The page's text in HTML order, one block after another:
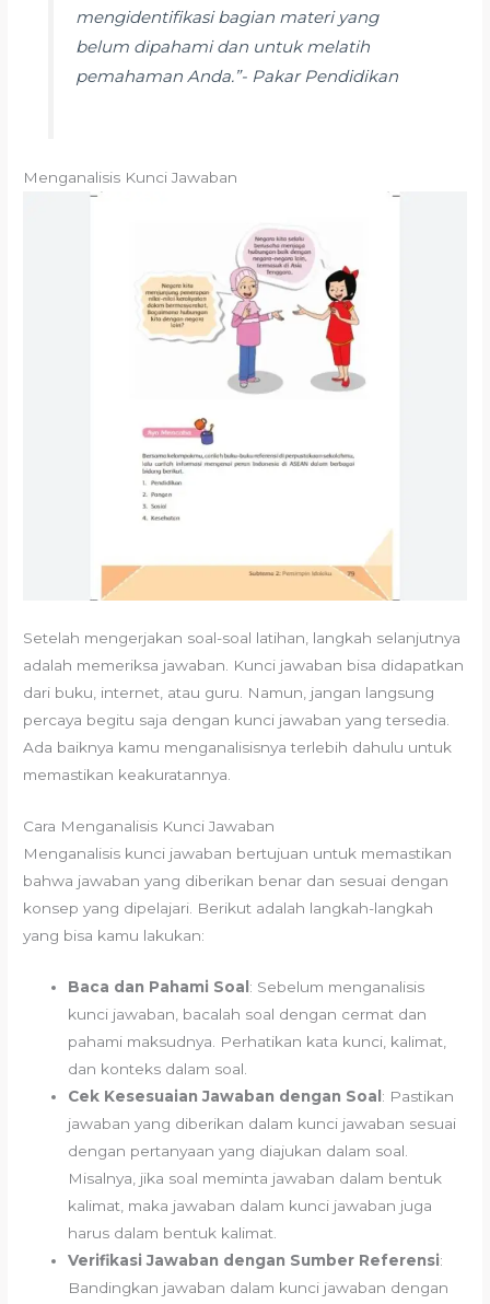
mengidentifikasi bagian materi yang
belum dipahami dan untuk melatih
pemahaman Anda.”- Pakar Pendidikan
Menganalisis Kunci Jawaban
Setelah mengerjakan soal-soal latihan, langkah selanjutnya
adalah memeriksa jawaban. Kunci jawaban bisa didapatkan
dari buku, internet, atau guru. Namun, jangan langsung
percaya begitu saja dengan kunci jawaban yang tersedia.
Ada baiknya kamu menganalisisnya terlebih dahulu untuk
memastikan keakuratannya.
Cara Menganalisis Kunci Jawaban
Menganalisis kunci jawaban bertujuan untuk memastikan
bahwa jawaban yang diberikan benar dan sesuai dengan
konsep yang dipelajari. Berikut adalah langkah-langkah
yang bisa kamu lakukan:
Baca dan Pahami Soal : Sebelum menganalisis
kunci jawaban, bacalah soal dengan cermat dan
pahami maksudnya. Perhatikan kata kunci, kalimat,
dan konteks dalam soal.
Cek Kesesuaian Jawaban dengan Soal : Pastikan
jawaban yang diberikan dalam kunci jawaban sesuai
dengan pertanyaan yang diajukan dalam soal.
Misalnya, jika soal meminta jawaban dalam bentuk
kalimat, maka jawaban dalam kunci jawaban juga
harus dalam bentuk kalimat.
Verifikasi Jawaban dengan Sumber Referensi:
Bandingkan jawaban dalam kunci jawaban dengan